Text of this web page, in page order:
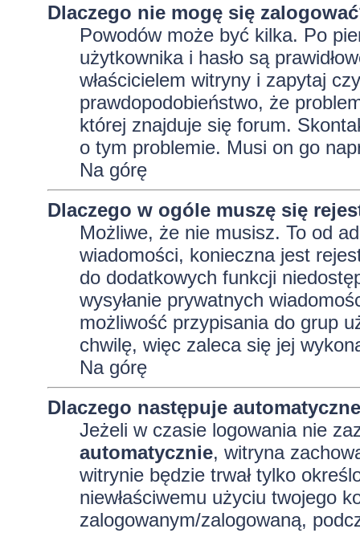
Dlaczego nie mogę się
Powodów może być kilka. Po
użytkownika i hasło są
właścicielem witryny i zapytaj
prawdopodobieństwo, że
której znajduje się forum.
o tym problemie. Musi on go
Na górę
Dlaczego w ogóle muszę się
Możliwe, że nie musisz. To od
wiadomości, konieczna jest
do dodatkowych funkcji
wysyłanie prywatnych
możliwość przypisania do grup
chwilę, więc zaleca się jej
Na górę
Dlaczego następuje
Jeżeli w czasie logowania nie
automatycznie, witryna
witrynie będzie trwał tylko
niewłaściwemu użyciu twojego
zalogowanym/zalogowaną,